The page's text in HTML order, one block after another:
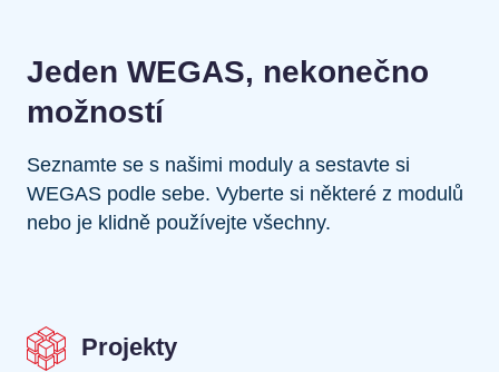
Jeden WEGAS, nekonečno
možností
Seznamte se s našimi moduly a sestavte si
WEGAS podle sebe. Vyberte si některé z modulů
nebo je klidně používejte všechny.
Projekty